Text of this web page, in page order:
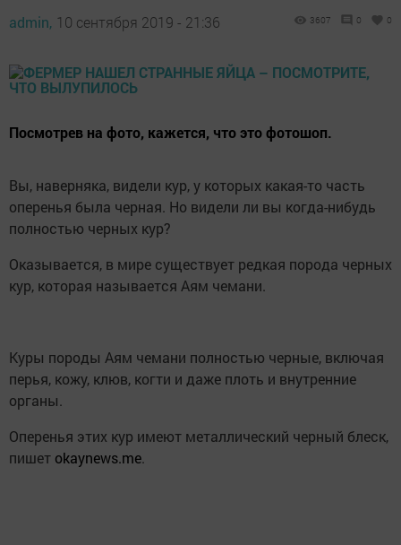
admin, 10 сентября 2019 - 21:36 3607 0 0
Посмотрев на фото, кажется, что это фотошоп.
Вы, наверняка, видели кур, у которых какая-то часть
оперенья была черная. Но видели ли вы когда-нибудь
полностью черных кур?
Оказывается, в мире существует редкая порода черных
кур, которая называется Аям чемани.
Куры породы Аям чемани полностью черные, включая
перья, кожу, клюв, когти и даже плоть и внутренние
органы.
Оперенья этих кур имеют металлический черный блеск,
пишет okaynews.me.